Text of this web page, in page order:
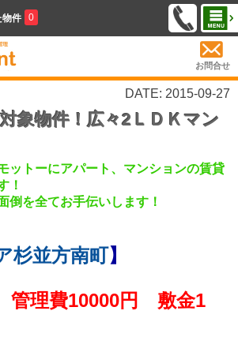
物件 0
お問合せ
DATE: 2015-09-27
象物件！広々2ＬＤＫマン
ットーにアパート、マンションの賃貸
！
倒を全てお手伝いします！
杉並方南町】
管理費10000円 敷金1